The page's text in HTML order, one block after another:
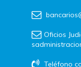
Oficios
Teléfono